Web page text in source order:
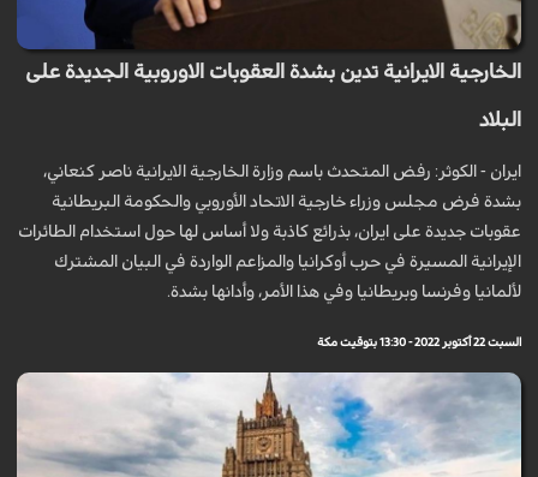
الخارجية الايرانية تدين بشدة العقوبات الاوروبية الجديدة على
البلاد
ايران - الكوثر: رفض المتحدث باسم وزارة الخارجية الايرانية ناصر كنعاني،
بشدة فرض مجلس وزراء خارجية الاتحاد الأوروبي والحكومة البريطانية
عقوبات جديدة على ايران، بذرائع كاذبة ولا أساس لها حول استخدام الطائرات
الإيرانية المسيرة في حرب أوكرانيا والمزاعم الواردة في البيان المشترك
لألمانيا وفرنسا وبريطانيا وفي هذا الأمر، وأدانها بشدة.
السبت 22 أكتوبر 2022 - 13:30 بتوقيت مكة